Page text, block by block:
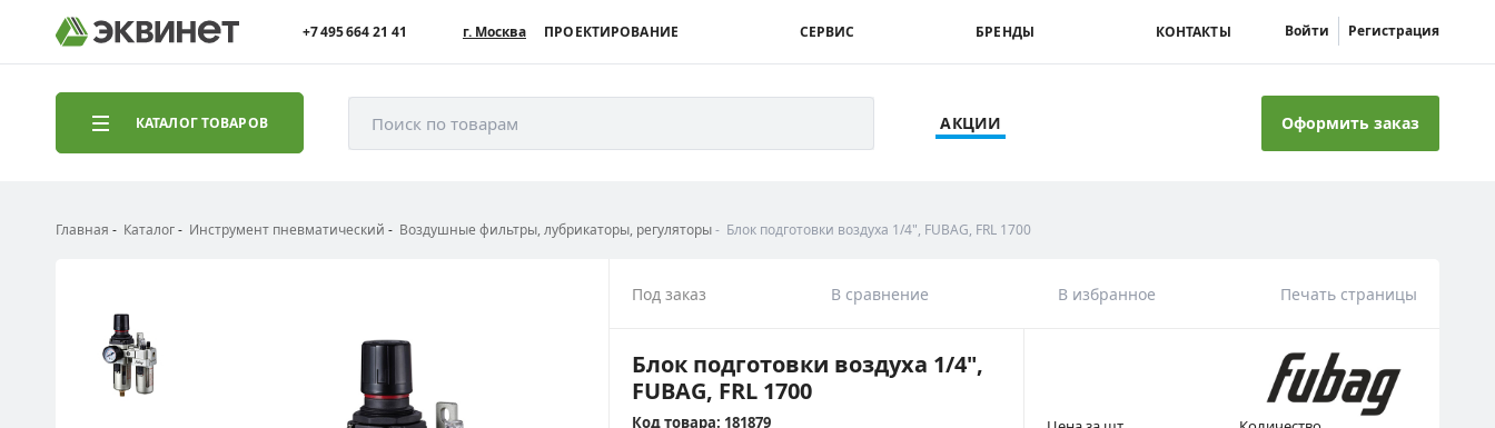
+7 495 664 21 41 г. Москва ПРОЕКТИРОВАНИЕ СЕРВИС БРЕНДЫ КОНТАКТЫ Войти Регистрация
КАТАЛОГ ТОВАРОВ Поиск по товарам АКЦИИ Оформить заказ
Главная Каталог Инструмент пневматический Воздушные фильтры, лубрикаторы, регуляторы Блок подготовки воздуха 1/4", FUBAG, FRL 1700
Под заказ В сравнение В избранное Печать страницы
Блок подготовки воздуха 1/4",
FUBAG, FRL 1700
Код товара: 181879